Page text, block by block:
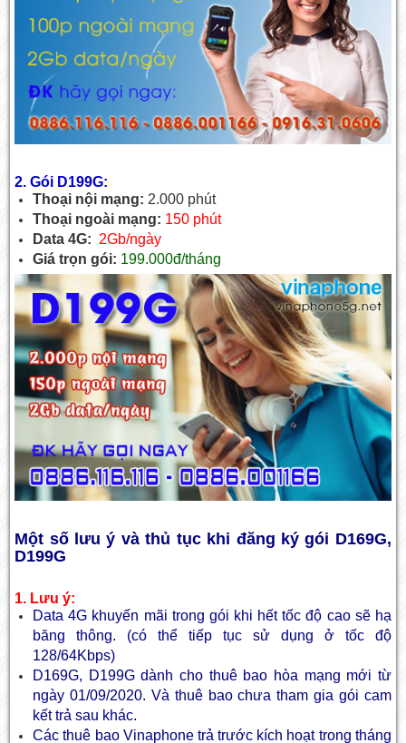
2. Gói D199G:
Thoại nội mạng: 2.000 phút
Thoại ngoài mạng: 150 phút
Data 4G: 2Gb/ngày
Giá trọn gói: 199.000đ/tháng
Một số lưu ý và thủ tục khi đăng ký gói D169G,
D199G
1. Lưu ý:
Data 4G khuyến mãi trong gói khi hết tốc độ cao sẽ hạ
băng thông. (có thể tiếp tục sử dụng ở tốc độ
128/64Kbps)
D169G, D199G dành cho thuê bao hòa mạng mới từ
ngày 01/09/2020. Và thuê bao chưa tham gia gói cam
kết trả sau khác.
Các thuê bao Vinaphone trả trước kích hoạt trong tháng